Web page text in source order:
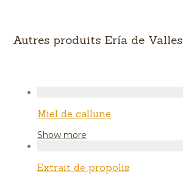
Autres produits Ería de Valles
Miel de callune
Show more
Extrait de propolis